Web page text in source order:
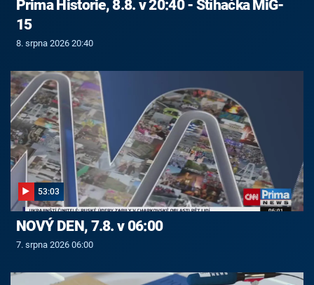
Prima Historie, 8.8. v 20:40 - Stíhačka MiG-
15
8. srpna 2026 20:40
53:03
NOVÝ DEN, 7.8. v 06:00
7. srpna 2026 06:00